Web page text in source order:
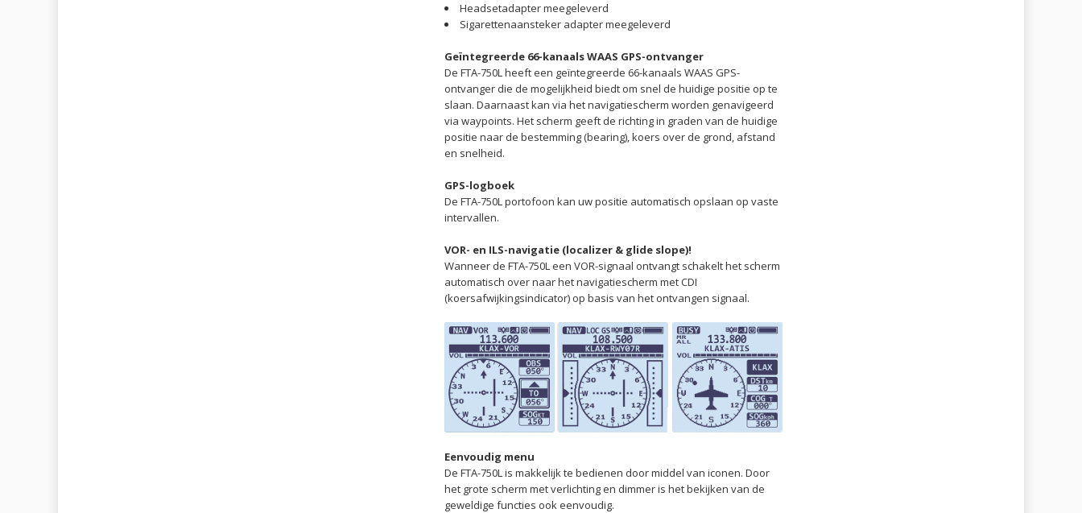
Headsetadapter meegeleverd
Sigarettenaansteker adapter meegeleverd
Geïntegreerde 66-kanaals WAAS GPS-ontvanger
De FTA-750L heeft een geïntegreerde 66-kanaals WAAS GPS-
ontvanger die de mogelijkheid biedt om snel de huidige positie op te
slaan. Daarnaast kan via het navigatiescherm worden genavigeerd
via waypoints. Het scherm geeft de richting in graden van de huidige
positie naar de bestemming (bearing), koers over de grond, afstand
en snelheid.
GPS-logboek
De FTA-750L portofoon kan uw positie automatisch opslaan op vaste
intervallen.
VOR- en ILS-navigatie (localizer & glide slope)!
Wanneer de FTA-750L een VOR-signaal ontvangt schakelt het scherm
automatisch over naar het navigatiescherm met CDI
(koersafwijkingsindicator) op basis van het ontvangen signaal.
Eenvoudig menu
De FTA-750L is makkelijk te bedienen door middel van iconen. Door
het grote scherm met verlichting en dimmer is het bekijken van de
geweldige functies ook eenvoudig.